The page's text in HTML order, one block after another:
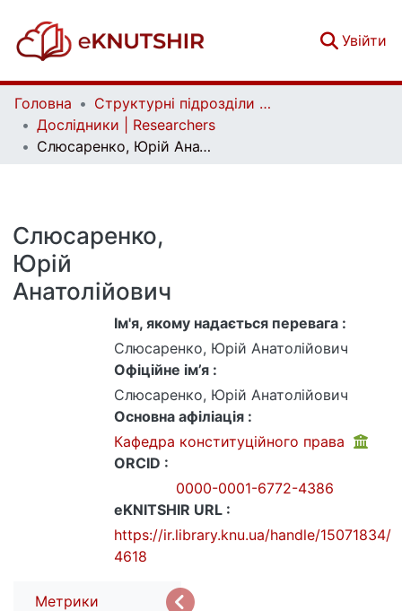
Увійти
Головна
Структурні підрозділи Київського національного університету імені Тараса Шевченка та Організації | Faculties, Institutes and Departments of Taras Shevchenko National University of Kyiv and Organizations
Дослідники | Researchers
Слюсаренко, Юрій Анатолійович
Слюсаренко,
Юрій
Анатолійович
Ім'я, якому надається перевага :
Слюсаренко, Юрій Анатолійович
Офіційне ім’я :
Слюсаренко, Юрій Анатолійович
Основна афіліація :
Кафедра конституційного права
ORCID :
0000-0001-6772-4386
eKNITSHIR URL :
https://ir.library.knu.ua/handle/15071834/
4618
Метрики